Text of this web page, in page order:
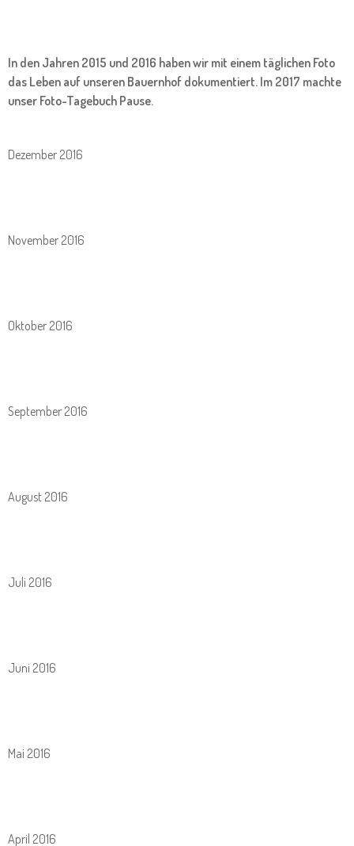
In den Jahren 2015 und 2016 haben wir mit einem täglichen Foto
das Leben auf unseren Bauernhof dokumentiert. Im 2017 machte
unser Foto-Tagebuch Pause.
Dezember 2016
November 2016
Oktober 2016
September 2016
August 2016
Juli 2016
Juni 2016
Mai 2016
April 2016